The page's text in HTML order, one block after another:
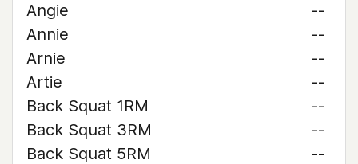
Angie
--
Annie
--
Arnie
--
Artie
--
Back Squat 1RM
--
Back Squat 3RM
--
Back Squat 5RM
--